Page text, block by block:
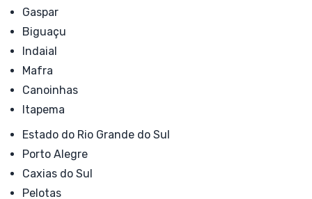
Gaspar
Biguaçu
Indaial
Mafra
Canoinhas
Itapema
Estado do Rio Grande do Sul
Porto Alegre
Caxias do Sul
Pelotas